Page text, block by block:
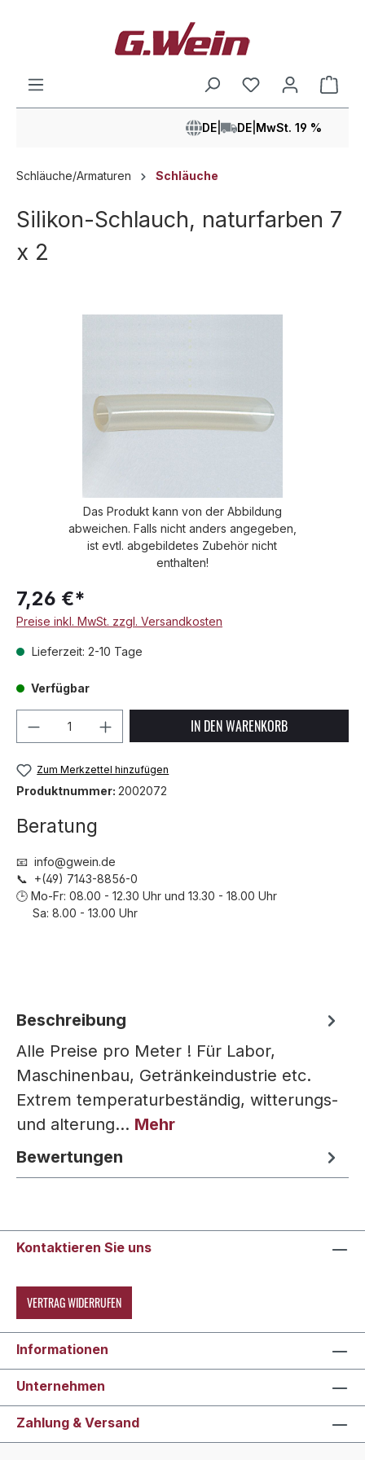
DE DE MwSt. 19 %
Schläuche/Armaturen Schläuche
Silikon-Schlauch, naturfarben 7
x 2
Das Produkt kann von der Abbildung
abweichen. Falls nicht anders angegeben,
ist evtl. abgebildetes Zubehör nicht
enthalten!
7,26 €*
Preise inkl. MwSt. zzgl. Versandkosten
Lieferzeit: 2-10 Tage
Verfügbar
Produkt Anzahl: Gib denIN DEN WARENKORB
Zum Merkzettel hinzufügen
Produktnummer: 2002072
Beratung
📧 info@gwein.de
📞 +(49) 7143-8856-0
🕒 Mo-Fr: 08.00 - 12.30 Uhr und 13.30 - 18.00 Uhr
Sa: 8.00 - 13.00 Uhr
Beschreibung
Alle Preise pro Meter ! Für Labor,
Maschinenbau, Getränkeindustrie etc.
Extrem temperaturbeständig, witterungs-
und alterung… Mehr
Bewertungen
Kontaktieren Sie uns
VERTRAG WIDERRUFEN
Informationen
Unternehmen
Zahlung & Versand